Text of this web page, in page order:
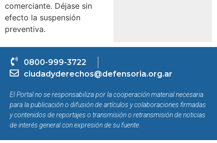
comerciante. Déjase sin
efecto la suspensión
preventiva.
0800-999-3722
ciudadyderechos@defensoria.org.ar
El Portal no se responsabiliza por la cooperación material necesaria
para la publicación o difusión de artículos y colaboraciones firmadas
y contenidos de reportajes o transmisión o retransmisión de noticias
de interés general con expresión de su fuente.